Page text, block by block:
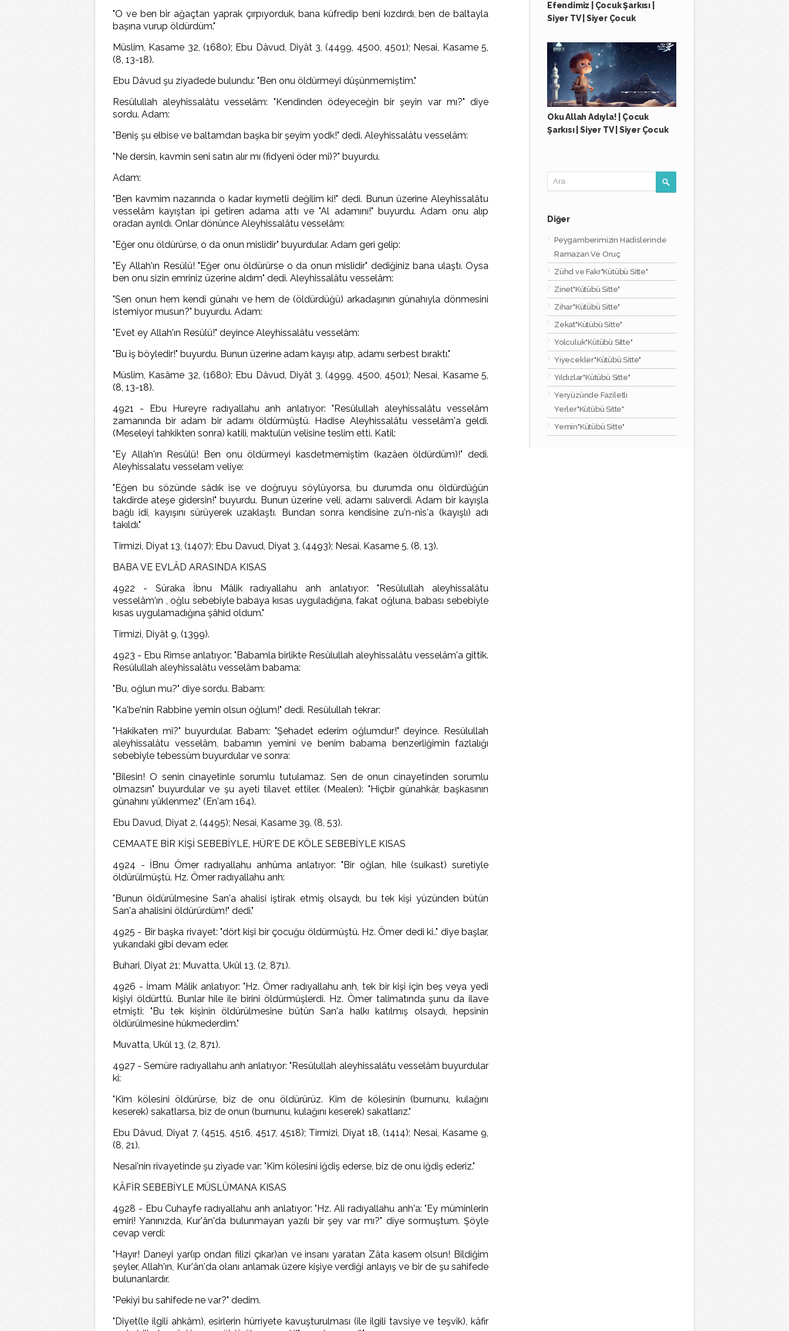
"O ve ben bir ağaçtan yaprak çırpıyorduk, bana küfredip beni kızdırdı, ben de baltayla
başına vurup öldürdüm."
Müslim, Kasame 32, (1680); Ebu Dâvud, Diyât 3, (4499, 4500, 4501); Nesai, Kasame 5,
(8, 13-18).
Ebu Dâvud şu ziyadede bulundu: "Ben onu öldürmeyi düşünmemiştim."
Resûlullah aleyhissalâtu vesselâm: "Kendinden ödeyeceğin bir şeyin var mı?" diye
sordu. Adam:
"Beniş şu elbise ve baltamdan başka bir şeyim yodk!" dedi. Aleyhissalâtu vesselâm:
"Ne dersin, kavmin seni satın alır mı (fidyeni öder mi)?" buyurdu.
Adam:
"Ben kavmim nazarında o kadar kıymetli değilim ki!" dedi. Bunun üzerine Aleyhissalâtu
vesselâm kayıştan ipi getiren adama attı ve "Al adamını!" buyurdu. Adam onu alıp
oradan ayrıldı. Onlar dönünce Aleyhissalâtu vesselâm:
"Eğer onu öldürürse, o da onun mislidir" buyurdular. Adam geri gelip:
"Ey Allah'ın Resûlü! "Eğer onu öldürürse o da onun mislidir" dediğiniz bana ulaştı. Oysa
ben onu sizin emriniz üzerine aldım" dedi. Aleyhissalâtu vesselâm:
"Sen onun hem kendi günahı ve hem de (öldürdüğü) arkadaşının günahıyla dönmesini
istemiyor musun?" buyurdu. Adam:
"Evet ey Allah'ın Resûlü!" deyince Aleyhissalâtu vesselâm:
"Bu iş böyledir!" buyurdu. Bunun üzerine adam kayışı atıp, adamı serbest bıraktı."
Müslim, Kasâme 32, (1680); Ebu Dâvud, Diyât 3, (4999, 4500, 4501); Nesai, Kasame 5,
(8, 13-18).
4921 - Ebu Hureyre radıyallahu anh anlatıyor: "Resûlullah aleyhissalâtu vesselâm
zamanında bir adam bir adamı öldürmüştü. Hadise Aleyhissalâtu vesselâm'a geldi.
(Meseleyi tahkikten sonra) katili, maktulün velisine teslim etti. Katil:
"Ey Allah'ın Resûlü! Ben onu öldürmeyi kasdetmemiştim (kazâen öldürdüm)!" dedi.
Aleyhissalatu vesselam veliye:
"Eğen bu sözünde sâdık ise ve doğruyu söylüyorsa, bu durumda onu öldürdüğün
takdirde ateşe gidersin!" buyurdu. Bunun üzerine veli, adamı salıverdi. Adam bir kayışla
bağlı idi, kayışını sürüyerek uzaklaştı. Bundan sonra kendisine zu'n-nis'a (kayışlı) adı
takıldı."
Tirmizi, Diyat 13, (1407); Ebu Davud, Diyat 3, (4493); Nesai, Kasame 5, (8, 13).
BABA VE EVLÂD ARASINDA KISAS
4922 - Süraka İbnu Mâlik radıyallahu anh anlatıyor: "Resûlullah aleyhissalâtu
vesselâm'ın , oğlu sebebiyle babaya kısas uyguladığına, fakat oğluna, babası sebebiyle
kısas uygulamadığına şâhid oldum."
Tirmizi, Diyât 9, (1399).
4923 - Ebu Rimse anlatıyor: "Babamla birlikte Resûlullah aleyhissalâtu vesselâm'a gittik.
Resûlullah aleyhissalâtu vesselâm babama:
"Bu, oğlun mu?" diye sordu. Babam:
"Ka'be'nin Rabbine yemin olsun oğlum!" dedi. Resûlullah tekrar:
"Hakikaten mi?" buyurdular. Babam: "Şehadet ederim oğlumdur!" deyince. Resûlullah
aleyhissalâtu vesselâm, babamın yemini ve benim babama benzerliğimin fazlalığı
sebebiyle tebessüm buyurdular ve sonra:
"Bilesin! O senin cinayetinle sorumlu tutulamaz. Sen de onun cinayetinden sorumlu
olmazsın" buyurdular ve şu ayeti tilavet ettiler. (Mealen): "Hiçbir günahkâr, başkasının
günahını yüklenmez" (En'am 164).
Ebu Davud, Diyat 2, (4495); Nesai, Kasame 39, (8, 53).
CEMAATE BİR KİŞİ SEBEBİYLE, HÜR'E DE KÖLE SEBEBİYLE KISAS
4924 - İBnu Ömer radıyallahu anhüma anlatıyor: "Bir oğlan, hile (suikast) suretiyle
öldürülmüştü. Hz. Ömer radıyallahu anh:
"Bunun öldürülmesine San'a ahalisi iştirak etmiş olsaydı, bu tek kişi yüzünden bütün
San'a ahalisini öldürürdüm!" dedi."
4925 - Bir başka rivayet: "dört kişi bir çocuğu öldürmüştü. Hz. Ömer dedi ki.." diye başlar,
yukarıdaki gibi devam eder.
Buhari, Diyat 21; Muvatta, Ukûl 13, (2, 871).
4926 - İmam Mâlik anlatıyor: "Hz. Ömer radıyallahu anh, tek bir kişi için beş veya yedi
kişiyi öldürttü. Bunlar hile ile birini öldürmüşlerdi. Hz. Ömer talimatında şunu da ilave
etmişti: "Bu tek kişinin öldürülmesine bütün San'a halkı katılmış olsaydı, hepsinin
öldürülmesine hükmederdim."
Muvatta, Ukûl 13, (2, 871).
4927 - Semüre radıyallahu anh anlatıyor: "Resûlullah aleyhissalâtu vesselâm buyurdular
ki:
"Kim kölesini öldürürse, biz de onu öldürürüz. Kim de kölesinin (burnunu, kulağını
keserek) sakatlarsa, biz de onun (burnunu, kulağını keserek) sakatlarız."
Ebu Dâvud, Diyat 7, (4515, 4516, 4517, 4518); Tirmizi, Diyat 18, (1414); Nesai, Kasame 9,
(8, 21).
Nesai'nin rivayetinde şu ziyade var: "Kim kölesini iğdiş ederse, biz de onu iğdiş ederiz."
KÂFİR SEBEBİYLE MÜSLÜMANA KISAS
4928 - Ebu Cuhayfe radıyallahu anh anlatıyor: "Hz. Ali radıyallahu anh'a: "Ey müminlerin
emiri! Yanınızda, Kur'ân'da bulunmayan yazılı bir şey var mı?" diye sormuştum. Şöyle
cevap verdi:
"Hayır! Daneyi yar(ıp ondan filizi çıkar)an ve insanı yaratan Zâta kasem olsun! Bildiğim
şeyler, Allah'ın, Kur'ân'da olanı anlamak üzere kişiye verdiği anlayış ve bir de şu sahifede
bulunanlardır.
"Pekiyi bu sahifede ne var?" dedim.
"Diyet(le ilgili ahkâm), esirlerin hürriyete kavuşturulması (ile ilgili tavsiye ve teşvik), kâfir
Efendimiz | Çocuk Şarkısı |
Siyer TV | Siyer Çocuk
Oku Allah Adıyla! | Çocuk
Şarkısı | Siyer TV | Siyer Çocuk
Diğer
Peygamberimizin Hadislerinde
Ramazan Ve Oruç
Zühd ve Fakr"Kütübü Sitte"
Zinet"Kütübü Sitte"
Zihar"Kütübü Sitte"
Zekat"Kütübü Sitte"
Yolculuk"Kütübü Sitte"
Yiyecekler"Kütübü Sitte"
Yıldızlar"Kütübü Sitte"
Yeryüzünde Faziletli
Yerler"Kütübü Sitte"
Yemin"Kütübü Sitte"